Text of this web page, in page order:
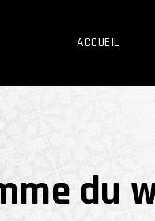
ACCUEIL
du